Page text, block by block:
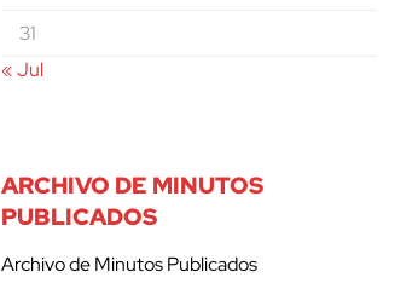
31
« Jul
ARCHIVO DE MINUTOS
PUBLICADOS
Archivo de Minutos Publicados